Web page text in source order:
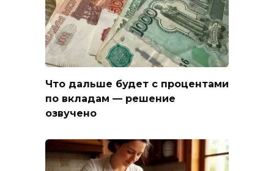
Что дальше будет с процентами
по вкладам — решение
озвучено